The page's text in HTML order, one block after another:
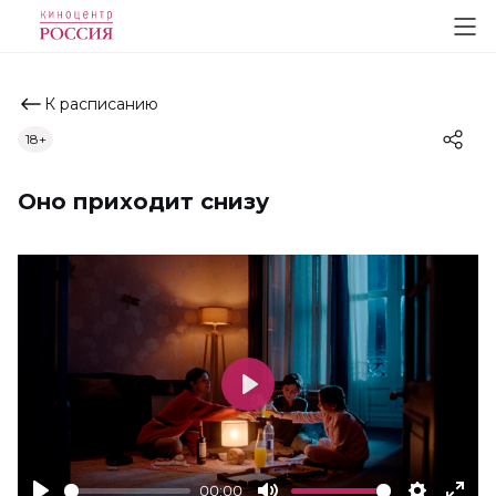
К расписанию
Оно приходит снизу
18+
00:00
Play